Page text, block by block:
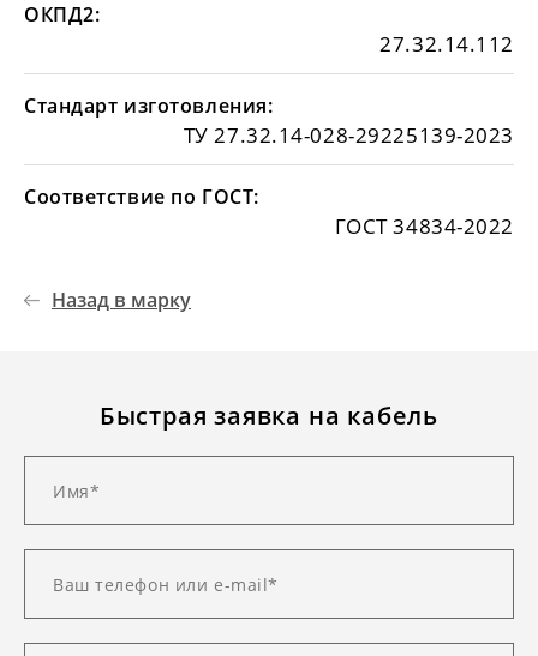
ОКПД2:
27.32.14.112
Стандарт изготовления:
ТУ 27.32.14-028-29225139-2023
Соответствие по ГОСТ:
ГОСТ 34834-2022
Назад в марку
Быстрая заявка на кабель